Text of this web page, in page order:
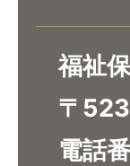
福祉
〒
電話